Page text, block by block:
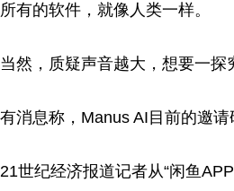
所有的软件，就像人类一样。
当然，质疑声音越大，想要一探
有消息称，Manus AI目前的邀请
21世纪经济报道记者从“闲鱼